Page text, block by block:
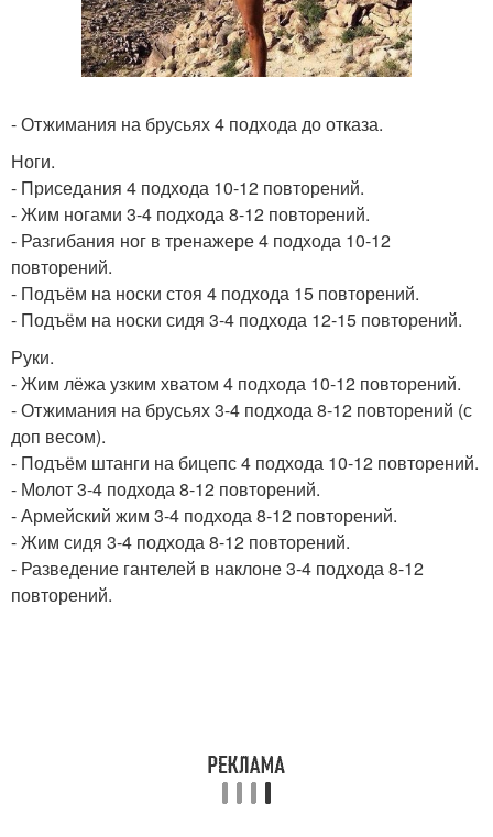
- Отжимания на брусьях 4 подхода до отказа.
Ноги.
- Приседания 4 подхода 10-12 повторений.
- Жим ногами 3-4 подхода 8-12 повторений.
- Разгибания ног в тренажере 4 подхода 10-12
повторений.
- Подъём на носки стоя 4 подхода 15 повторений.
- Подъём на носки сидя 3-4 подхода 12-15 повторений.
Руки.
- Жим лёжа узким хватом 4 подхода 10-12 повторений.
- Отжимания на брусьях 3-4 подхода 8-12 повторений (с
доп весом).
- Подъём штанги на бицепс 4 подхода 10-12 повторений.
- Молот 3-4 подхода 8-12 повторений.
- Армейский жим 3-4 подхода 8-12 повторений.
- Жим сидя 3-4 подхода 8-12 повторений.
- Разведение гантелей в наклоне 3-4 подхода 8-12
повторений.